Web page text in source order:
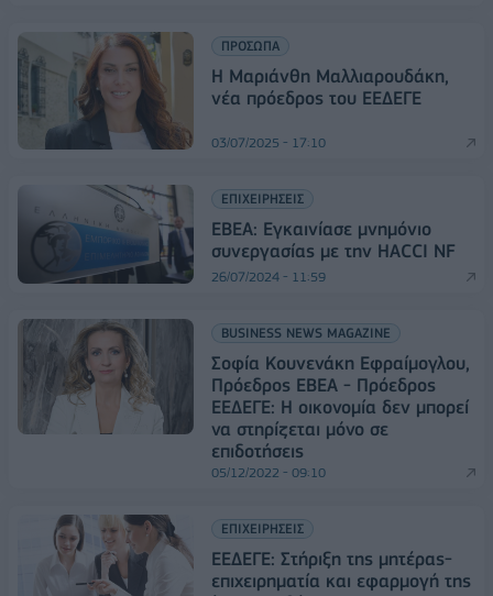
ΠΡΟΣΩΠΑ
Η Μαριάνθη Μαλλιαρουδάκη,
νέα πρόεδρος του ΕΕΔΕΓΕ
03/07/2025 - 17:10
ΕΠΙΧΕΙΡΗΣΕΙΣ
ΕΒΕΑ: Εγκαινίασε μνημόνιο
συνεργασίας με την HACCI NF
26/07/2024 - 11:59
BUSINESS NEWS MAGAZINE
Σοφία Κουνενάκη Εφραίμογλου,
Πρόεδρος EBEA - Πρόεδρος
ΕΕΔΕΓΕ: Η οικονομία δεν μπορεί
να στηρίζεται μόνο σε
επιδοτήσεις
05/12/2022 - 09:10
ΕΠΙΧΕΙΡΗΣΕΙΣ
ΕΕΔΕΓΕ: Στήριξη της μητέρας-
επιχειρηματία και εφαρμογή της